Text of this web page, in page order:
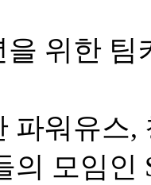
위한
파워유스,
의 모임인